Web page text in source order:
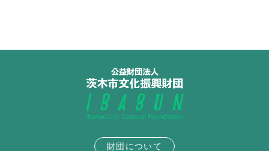
財団について